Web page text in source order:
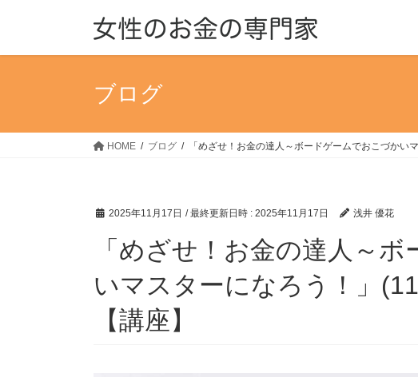
ブログ
HOME ブログ 「めざせ！お金の達人～ボードゲームでおこづかい
2025年11月17日 / 最終更新日時 : 2025年11月17日 浅井 優花
「めざせ！お金の達人～
いマスターになろう！」
【講座】